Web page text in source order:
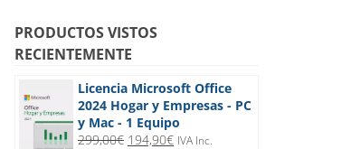
PRODUCTOS VISTOS
RECIENTEMENTE
Licencia Microsoft Office
2024 Hogar y Empresas - PC
y Mac - 1 Equipo
299,00€ El
194,90€ElIVA Inc.